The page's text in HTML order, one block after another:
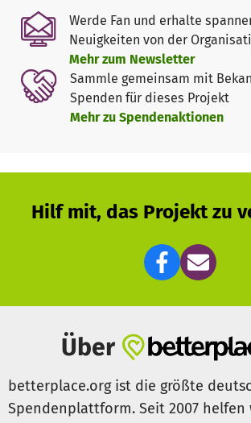
Die Stiftung ist stolz darauf, auch bei der
Hand in Hand" mit den Menschen vor Ort
arbeiten, wir möchten vielen die Chance
sicheren Arbeitsplatz ihrer Familie
Zukunftsperspektiven geben zu können.
Werde Fan und erhalte
Neuigkeiten von der
Mehr zum Newsletter
Sammle gemeinsam mit
Spenden für dieses Projekt
Mehr zu Spendenaktionen
Hilf mit, das Projekt zu
Über
betterplace.org ist die größte
Spendenplattform. Seit 2007 helfen